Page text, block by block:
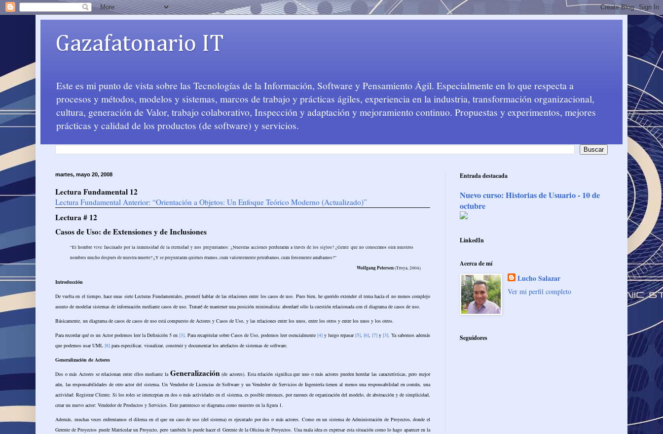
Gazafatonario IT
Este es mi punto de vista sobre las Tecnologías de la Información, Software y Pensamiento Ágil. Especialmente en lo que respecta a
procesos y métodos, modelos y sistemas, marcos de trabajo y prácticas ágiles, experiencia en la industria, transformación organizacional,
cultura, generación de Valor, trabajo colaborativo, Inspección y adaptación y mejoramiento continuo. Propuestas y experimentos, mejores
prácticas y calidad de los productos (de software) y servicios.
martes, mayo 20, 2008
Lectura Fundamental 12
Lectura Fundamental Anterior: “Orientación a Objetos: Un Enfoque Teórico Moderno (Actualizado)”
Lectura # 12
Casos de Uso: de Extensiones y de Inclusiones
“El hombre vive fascinado por la inmensidad de la eternidad y nos preguntamos: ¿Nuestras acciones perdurarán a través de los siglos? ¿Gente que no conocemos oirá nuestros
nombres mucho después de nuestra muerte? ¿Y se preguntarán quiénes éramos, cuán valientemente peleábamos, cuán ferozmente amábamos?”
Wolfgang Petersen(Troya, 2004)
Introducción
De vuelta en el tiempo, hace unas siete Lecturas Fundamentales, prometí hablar de las relaciones entre los casos de uso. Pues bien, he querido extender el tema hacía el no menos complejo
asunto de modelar sistemas de información mediante casos de uso. Trataré de mantener una posición minimalista: abordaré sólo la cuestión relacionada con el diagrama de casos de uso.
Básicamente, un diagrama de casos de casos de uso está compuesto de Actores y Casos de Uso, y las relaciones entre los unos, entre los otros y entre los unos y los otros.
Para recordar qué es un Actor podemos leer la Definición 5 en [3]. Para recapitular sobre Casos de Uso, podemos leer esencialmente [4] y luego repasar [5], [6], [7] y [3]. Ya sabemos además
que podemos usar UML [8] para especificar, visualizar, construir y documentar los artefactos de sistemas de software.
Generalización de Actores
Dos o más Actores se relacionan entre ellos mediante la Generalización(de actores). Esta relación significa que uno o más actores pueden heredar las características, pero mejor
aún, las responsabilidades de otro actor del sistema. Un Vendedor de Licencias de Software y un Vendedor de Servicios de Ingeniería tienen al menos una responsabilidad en común, una
actividad: Registrar Cliente. Si los roles se interceptan en dos o más actividades en el sistema, es posible entonces, por razones de organización del modelo, de abstracción y de simplicidad,
crear un nuevo actor: Vendedor de Productos y Servicios. Este parentesco se diagrama como muestro en la figura 1.
Además, muchas veces enfrentamos el dilema en el que un caso de uso (del sistema) es ejecutado por dos o más actores. Como en un sistema de Administración de Proyectos, donde el
Gerente de Proyectos puede Matricular un Proyecto, pero también lo puede hacer el Gerente de la Oficina de Proyectos. Una mala idea es expresar esta situación como lo hago aparecer en la
Entrada destacada
Nuevo curso: Historias de Usuario - 10 de
octubre
LinkedIn
Acerca de mí
Lucho Salazar
Ver mi perfil completo
Seguidores